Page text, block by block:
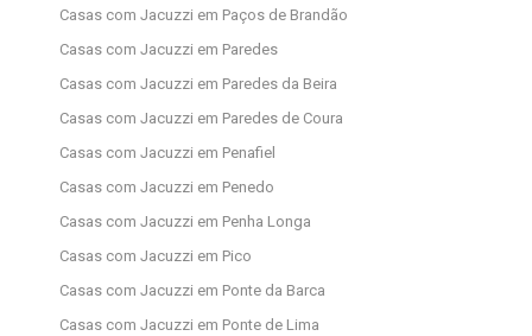
Casas com Jacuzzi em Paços de Brandão
Casas com Jacuzzi em Paredes
Casas com Jacuzzi em Paredes da Beira
Casas com Jacuzzi em Paredes de Coura
Casas com Jacuzzi em Penafiel
Casas com Jacuzzi em Penedo
Casas com Jacuzzi em Penha Longa
Casas com Jacuzzi em Pico
Casas com Jacuzzi em Ponte da Barca
Casas com Jacuzzi em Ponte de Lima